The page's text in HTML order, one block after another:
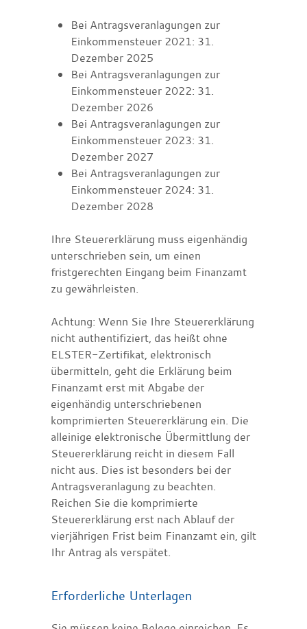
Bei Antragsveranlagungen zur
Einkommensteuer 2021: 31.
Dezember 2025
Bei Antragsveranlagungen zur
Einkommensteuer 2022: 31.
Dezember 2026
Bei Antragsveranlagungen zur
Einkommensteuer 2023: 31.
Dezember 2027
Bei Antragsveranlagungen zur
Einkommensteuer 2024: 31.
Dezember 2028
Ihre Steuererklärung muss eigenhändig
unterschrieben sein, um einen
fristgerechten Eingang beim Finanzamt
zu gewährleisten.
Achtung: Wenn Sie Ihre Steuererklärung
nicht authentifiziert, das heißt ohne
ELSTER-Zertifikat, elektronisch
übermitteln, geht die Erklärung beim
Finanzamt erst mit Abgabe der
eigenhändig unterschriebenen
komprimierten Steuererklärung ein. Die
alleinige elektronische Übermittlung der
Steuererklärung reicht in diesem Fall
nicht aus. Dies ist besonders bei der
Antragsveranlagung zu beachten.
Reichen Sie die komprimierte
Steuererklärung erst nach Ablauf der
vierjährigen Frist beim Finanzamt ein, gilt
Ihr Antrag als verspätet.
Erforderliche Unterlagen